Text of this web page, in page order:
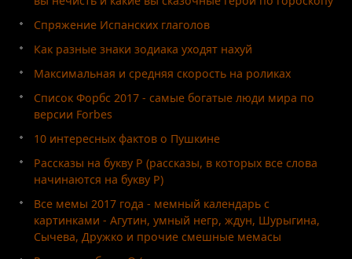
Спряжение Испанских глаголов
Как разные знаки зодиака уходят нахуй
Максимальная и средняя скорость на роликах
Список Форбс 2017 - самые богатые люди мира по
версии Forbes
10 интересных фактов о Пушкине
Рассказы на букву Р (рассказы, в которых все слова
начинаются на букву Р)
Все мемы 2017 года - мемный календарь с
картинками - Агутин, умный негр, ждун, Шурыгина,
Сычева, Дружко и прочие смешные мемасы